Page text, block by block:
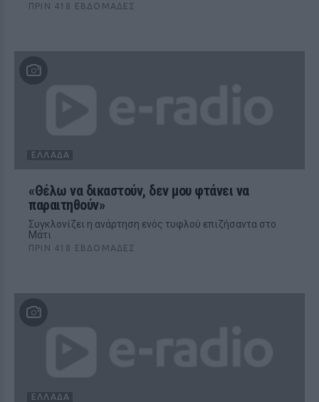
ΠΡΙΝ 418 ΕΒΔΟΜΆΔΕΣ
ΕΛΛΆΔΑ
«Θέλω να δικαστούν, δεν μου φτάνει να
παραιτηθούν»
Συγκλονίζει η ανάρτηση ενός τυφλού επιζήσαντα στο
Μάτι
ΠΡΙΝ 418 ΕΒΔΟΜΆΔΕΣ
ΕΛΛΆΔΑ